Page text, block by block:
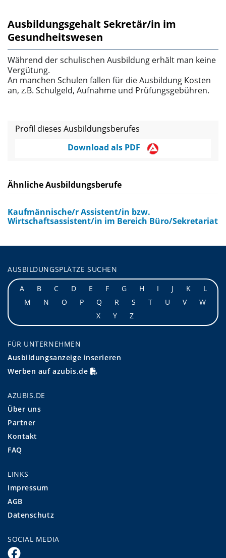
Ausbildungsgehalt Sekretär/in im
Gesundheitswesen
Während der schulischen Ausbildung erhält man keine
Vergütung.
An manchen Schulen fallen für die Ausbildung Kosten
an, z.B. Schulgeld, Aufnahme­ und Prüfungsgebühren.
Profil dieses Ausbildungsberufes
Download als PDF
Ähnliche Ausbildungsberufe
Kaufmännische/r Assistent/in bzw.
Wirtschaftsassistent/in im Bereich Büro/Sekretariat
AUSBILDUNGSPLÄTZE SUCHEN
A
B C D E F G H I J K
L
M
N O P Q R S T U V
W
X
Y Z
FÜR UNTERNEHMEN
Ausbildungsanzeige inserieren
Werben auf azubis.de
AZUBIS.DE
Über uns
Partner
Kontakt
FAQ
LINKS
Impressum
AGB
Datenschutz
SOCIAL MEDIA